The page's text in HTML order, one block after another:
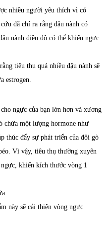
nhiều người yêu thích vì có
đã chỉ ra rằng đậu nành có
nành điều độ có thể khiến ngực
tiêu thụ quá nhiều đậu nành sẽ
estrogen.
ngực của bạn lớn hơn và xương
chứa một lượng hormone như
thúc đẩy sự phát triển của đôi gò
Vì vậy, tiêu thụ thường xuyên
khiến kích thước vòng 1
này sẽ cải thiện vòng ngực